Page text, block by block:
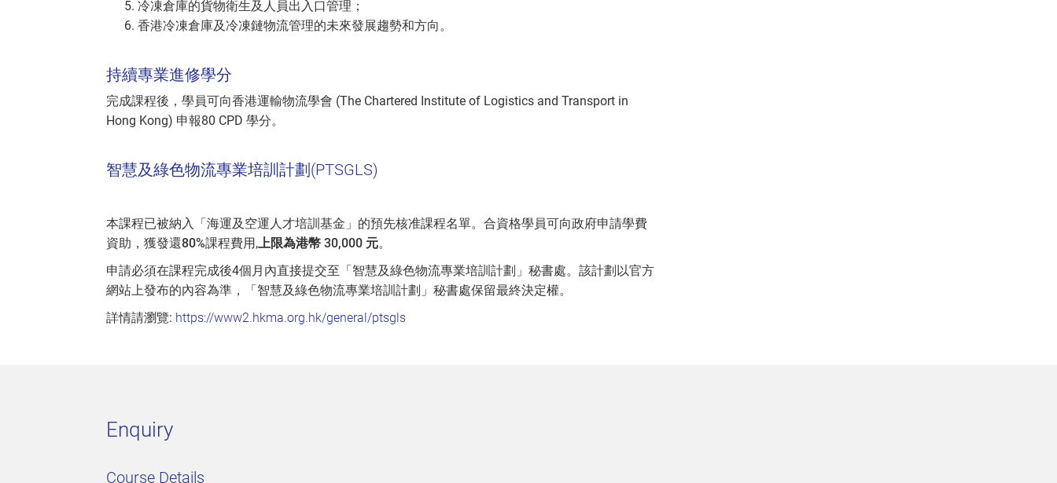
冷凍倉庫的貨物衛生及人員出入口管理；
香港冷凍倉庫及冷凍鏈物流管理的未來發展趨勢和方向。
持續專業進修學分
完成課程後，學員可向香港運輸物流學會 (The Chartered Institute of Logistics and Transport in
Hong Kong) 申報80 CPD 學分。
智慧及綠色物流專業培訓計劃(PTSGLS)
本課程已被納入「海運及空運人才培訓基金」的預先核准課程名單。合資格學員可向政府申請學費
資助，獲發還80%課程費用, 上限為港幣 30,000 元。
申請必須在課程完成後4個月內直接提交至「智慧及綠色物流專業培訓計劃」秘書處。該計劃以官方
網站上發布的內容為準，「智慧及綠色物流專業培訓計劃」秘書處保留最終決定權。
詳情請瀏覽: https://www2.hkma.org.hk/general/ptsgls
Enquiry
Course Details